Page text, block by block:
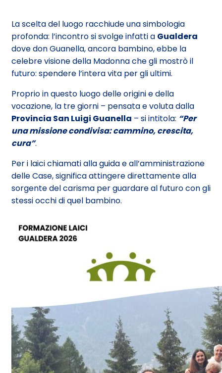
La scelta del luogo racchiude una simbologia
profonda: l’incontro si svolge infatti a Gualdera
dove don Guanella, ancora bambino, ebbe la
celebre visione della Madonna che gli mostrò il
futuro: spendere l’intera vita per gli ultimi.
Proprio in questo luogo delle origini e della
vocazione, la tre giorni – pensata e voluta dalla
Provincia San Luigi Guanella – si intitola: “Per
una missione condivisa: cammino, crescita,
cura”.
Per i laici chiamati alla guida e all’amministrazione
delle Case, significa attingere direttamente alla
sorgente del carisma per guardare al futuro con gli
stessi occhi di quel bambino.